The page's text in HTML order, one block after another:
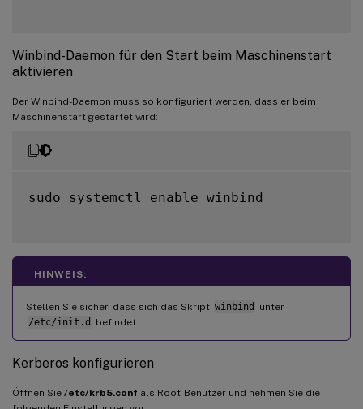
Winbind-Daemon für den Start beim Maschinenstart
aktivieren
Der Winbind-Daemon muss so konfiguriert werden, dass er beim
Maschinenstart gestartet wird:
sudo systemctl enable winbind
HINWEIS:
Stellen Sie sicher, dass sich das Skript winbind
unter
/etc/init.d
befindet.
Kerberos konfigurieren
Öffnen Sie /etc/krb5.conf als Root-Benutzer und nehmen Sie die